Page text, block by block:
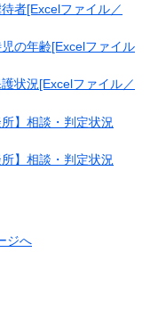
者[Excelファイル／
の年齢[Excelファイル
状況[Excelファイル／
】相談・判定状況
】相談・判定状況
ジへ